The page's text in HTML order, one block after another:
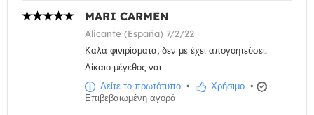
MARI CARMEN
Alicante (España) 7/2/22
Καλά φινιρίσματα, δεν με έχει απογοητεύσει.
Δίκαιο μέγεθος ναι
Δείτε το πρωτότυπο • Χρήσιμο •
Επιβεβαιωμένη αγορά